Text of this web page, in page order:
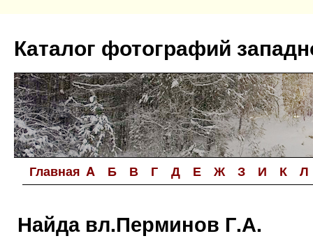
содержимому
Каталог фотографий
Главная A Б В Г Д Е Ж З И К Л
Найда вл.Перминов Г.А.